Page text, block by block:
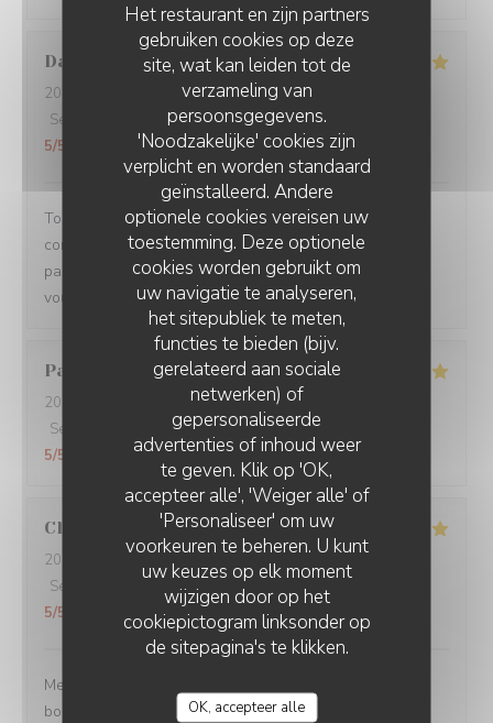
Het restaurant en zijn partners
gebruiken cookies op deze
site, wat kan leiden tot de
verzameling van
persoonsgegevens.
'Noodzakelijke' cookies zijn
verplicht en worden standaard
geïnstalleerd. Andere
optionele cookies vereisen uw
toestemming. Deze optionele
cookies worden gebruikt om
uw navigatie te analyseren,
het sitepubliek te meten,
functies te bieden (bijv.
gerelateerd aan sociale
netwerken) of
gepersonaliseerde
advertenties of inhoud weer
te geven. Klik op 'OK,
accepteer alle', 'Weiger alle' of
'Personaliseer' om uw
voorkeuren te beheren. U kunt
uw keuzes op elk moment
wijzigen door op het
cookiepictogram linksonder op
de sitepagina's te klikken.
OK, accepteer alle
Damien
2026-08-01
- 19:15 - Gasten 3
Service
Atmosfeer: 5/5 Keuken:5/5 Kwaliteit / Prijs
5/5
Toujours un plaisir de venir dans ce restaurant qui
commence toujours par un accueil chaleureux. Tout est
parfait si service à la cuisine. Ne changez rien Merci à
vous
Pascal
2026-07-31
- 20:45 - Gasten 2
Service
Atmosfeer: 5/5 Keuken:5/5
5/5
Claire
2026-07-30
- 20:30 - Gasten 4
Service
Atmosfeer Keuken /5 Kwaliteit / Prijs
5/5
Merci pour tout ! La soirée était super avec une très
bonne cuisine et un personnel au top !